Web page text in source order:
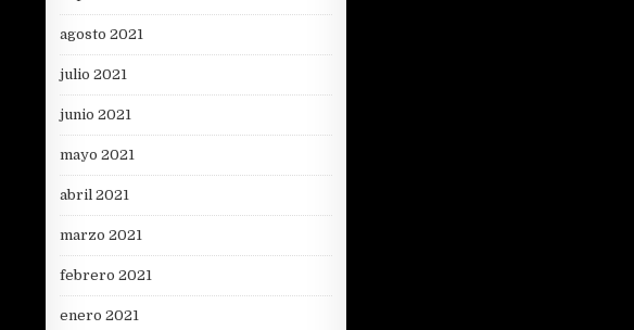
agosto 2021
julio 2021
junio 2021
mayo 2021
abril 2021
marzo 2021
febrero 2021
enero 2021